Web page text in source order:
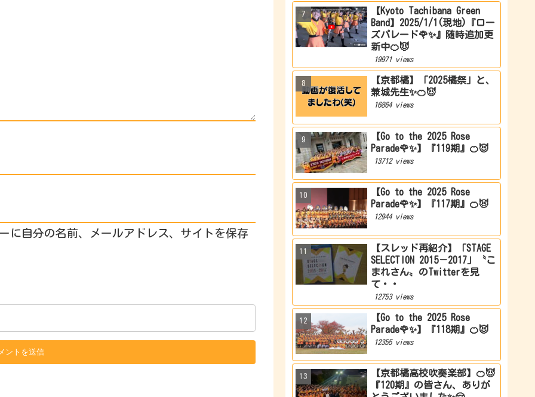
に自分の名前、メールアドレス、サイトを保存
【Kyoto Tachibana Green
Band】2025/1/1(現地)『ロー
ズパレード🌹✨』随時追加更
新中🍊😈
19971 views
【京都橘】「2025橘祭」と、
兼城先生✨🍊😈
16864 views
【Go to the 2025 Rose
Parade🌹✨】『119期』🍊😈
13712 views
【Go to the 2025 Rose
Parade🌹✨】『117期』🍊😈
12944 views
【スレッド再紹介】「STAGE
SELECTION 2015－2017」〝こ
まれさん〟のTwitterを見
て・・
12753 views
【Go to the 2025 Rose
Parade🌹✨】『118期』🍊😈
12355 views
【京都橘高校吹奏楽部】🍊😈
『120期』の皆さん、ありが